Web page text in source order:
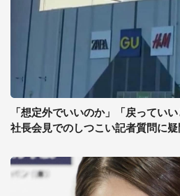
「想定外でいいのか」「戻ってい
社長会見でのしつこい記者質問に疑